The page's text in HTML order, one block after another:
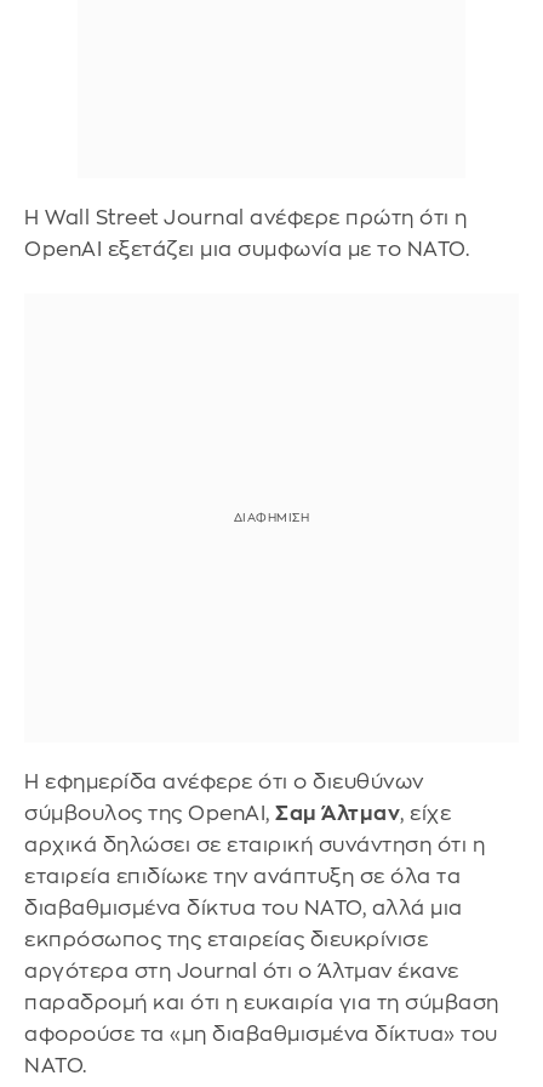
Η Wall Street Journal ανέφερε πρώτη ότι η
OpenAI εξετάζει μια συμφωνία με το ΝΑΤΟ.
Η εφημερίδα ανέφερε ότι ο διευθύνων
σύμβουλος της OpenAI, Σαμ Άλτμαν, είχε
αρχικά δηλώσει σε εταιρική συνάντηση ότι η
εταιρεία επιδίωκε την ανάπτυξη σε όλα τα
διαβαθμισμένα δίκτυα του ΝΑΤΟ, αλλά μια
εκπρόσωπος της εταιρείας διευκρίνισε
αργότερα στη Journal ότι ο Άλτμαν έκανε
παραδρομή και ότι η ευκαιρία για τη σύμβαση
αφορούσε τα «μη διαβαθμισμένα δίκτυα» του
ΝΑΤΟ.